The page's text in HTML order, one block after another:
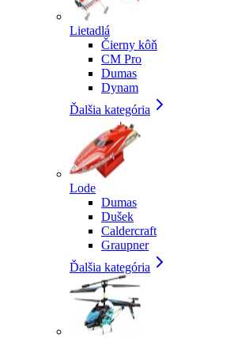
Lietadlá
Čierny kôň
CM Pro
Dumas
Dynam
Ďalšia kategória
Lode
Dumas
Dušek
Caldercraft
Graupner
Ďalšia kategória